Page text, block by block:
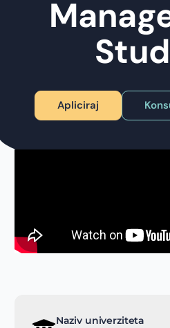
Apliciraj
Naziv univerziteta